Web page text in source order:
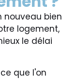
nouveau bien
logement,
le délai
que l'on